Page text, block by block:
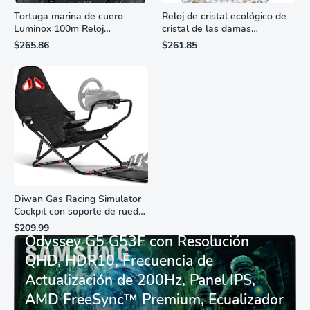
Tortuga marina de cuero
Luminox 100m Reloj
analógico de cuarzo
resistente al agua
$265.86
Reloj de cristal ecológico de
cristal de las damas
ciudadanas, 3 manos,
marcadores de números
$261.85
Diwan Gas Racing Simulator
Cockpit con soporte de rueda
de carreras plegable y
asiento - Logitech
G29/920/923/27/25,
Thrustmaster
T248/X/T300RS/T150/458/TX
$209.99
Monitor Gamer SAMSUNG 27”
Odyssey G5 G53F con Resolución
QHD, HDR10, Frecuencia de
Actualización de 200Hz, Panel IPS,
AMD FreeSync™ Premium, Ecualizador